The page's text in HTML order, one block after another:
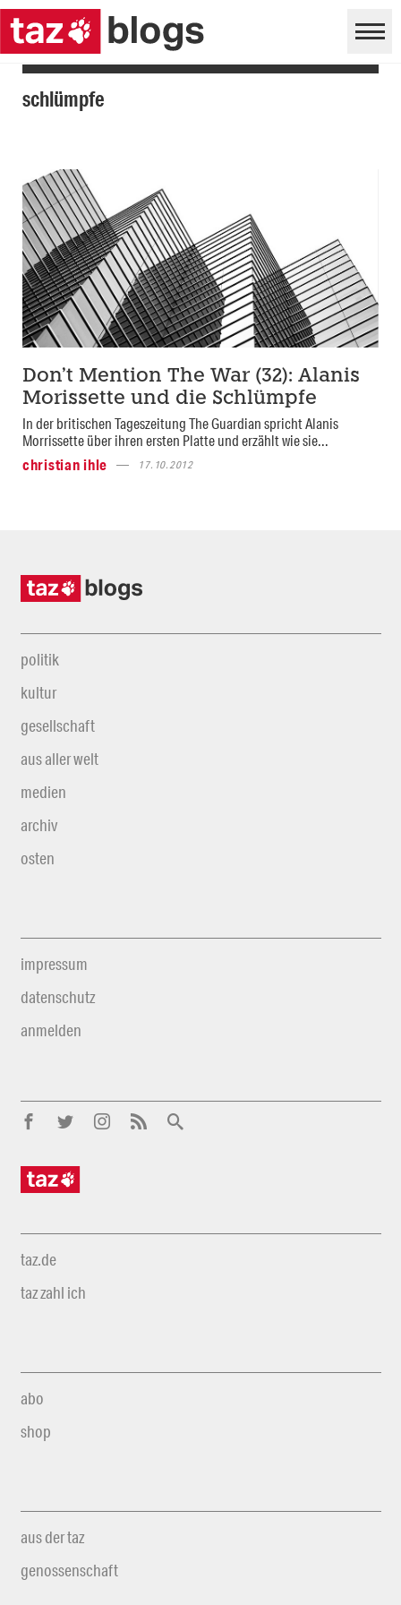
schlümpfe
Don’t Mention The War (32): Alanis
Morissette und die Schlümpfe
In der britischen Tageszeitung The Guardian spricht Alanis
Morrissette über ihren ersten Platte und erzählt wie sie...
christian ihle
17.10.2012
politik
kultur
gesellschaft
aus aller welt
medien
archiv
osten
impressum
datenschutz
anmelden
taz.de
taz zahl ich
abo
shop
aus der taz
genossenschaft